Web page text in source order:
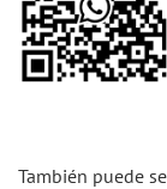
También puede